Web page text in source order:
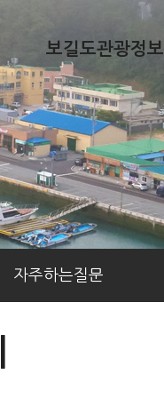
보길도관광정보
자주하는질문